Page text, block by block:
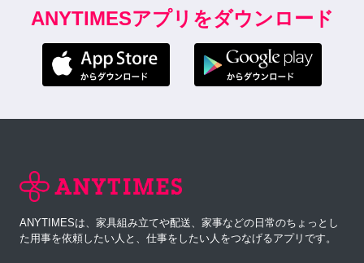
ANYTIMESアプリをダウンロード
ANYTIMESは、家具組み立てや配送、家事などの日常のちょっとし
た用事を依頼したい人と、仕事をしたい人をつなげるアプリです。